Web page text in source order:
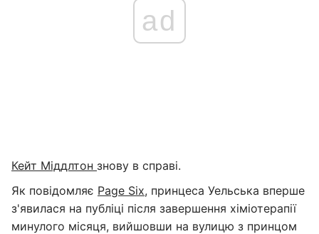
ad
Кейт Міддлтон знову в справі.
Як повідомляє Page Six, принцеса Уельська вперше
з'явилася на публіці після завершення хіміотерапії
минулого місяця, вийшовши на вулицю з принцом